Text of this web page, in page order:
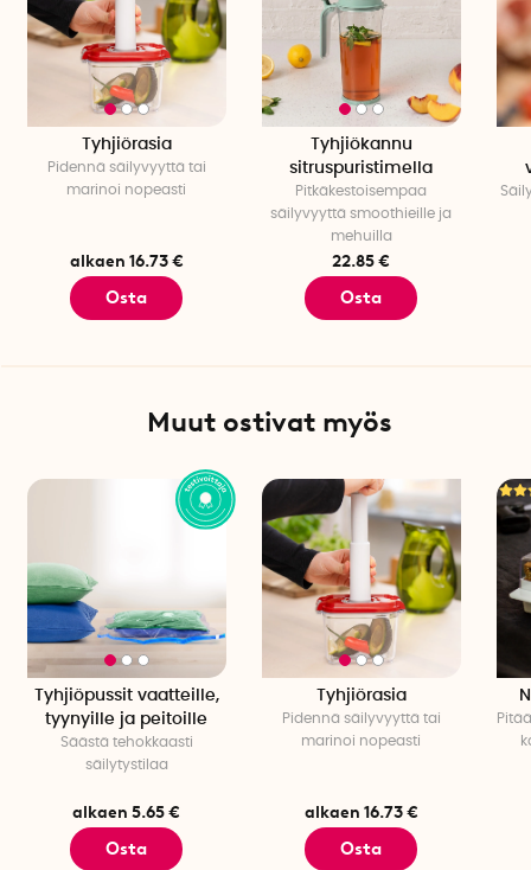
Tyhjiörasia
Pidennä säilyvyyttä tai
marinoi nopeasti
alkaen 16.73 €
Osta
Tyhjiökannu
sitruspuristimella
Pitkäkestoisempaa
säilyvyyttä smoothieille ja
mehuilla
22.85 €
Osta
Muut ostivat myös
Tyhjiöpussit vaatteille,
tyynyille ja peitoille
Säästä tehokkaasti
säilytystilaa
alkaen 5.65 €
Osta
Tyhjiörasia
Pidennä säilyvyyttä tai
marinoi nopeasti
alkaen 16.73 €
Osta